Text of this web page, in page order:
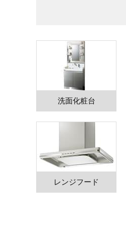
洗面化粧台
レンジフード